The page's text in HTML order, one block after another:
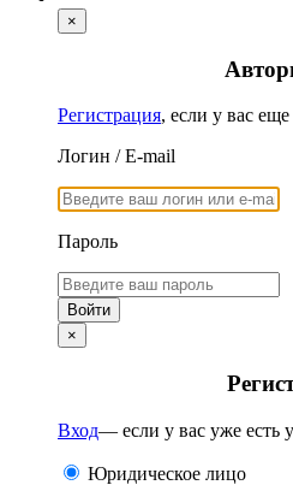
×
Регистрация, если у вас
Логин / E-mail
Пароль
×
Вход— если у вас уже есть
Юридическое лицо